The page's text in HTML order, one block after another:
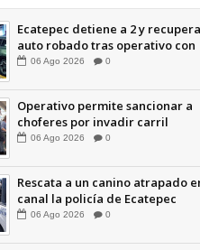
Ecatepec detiene a 2 y
auto robado tras operativo con
Tecámac +Video | INFORMATIVA
06 Ago 2026 0
Operativo permite sancionar a
choferes por invadir carril
confinado: Ecatepec +Video |
06 Ago 2026 0
Rescata a un canino atrapado
canal la policía de Ecatepec
INFORMATIVA
06 Ago 2026 0